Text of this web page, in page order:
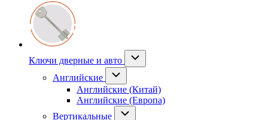
Ключи дверные и авто
Английские
Английские (Китай)
Английские (Европа)
Вертикальные